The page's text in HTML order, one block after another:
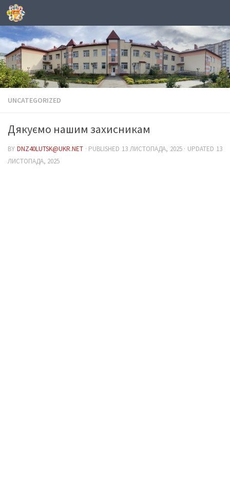
Skip to content
UNCATEGORIZED
Дякуємо нашим захисникам
BY DNZ40LUTSK@UKR.NET · PUBLISHED 13 ЛИСТОПАДА, 2025· UPDATED 13
ЛИСТОПАДА, 2025